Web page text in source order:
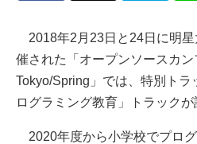
2018年2月23日と24日に明星
催された「オープンソースカ
Tokyo/Spring」では、特別ト
ログラミング教育」トラックが
2020年度から小学校でプロ